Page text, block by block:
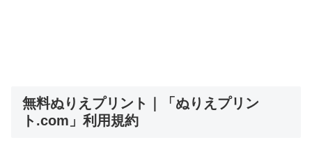
無料ぬりえプリント｜「ぬりえプリン
ト.com」利用規約